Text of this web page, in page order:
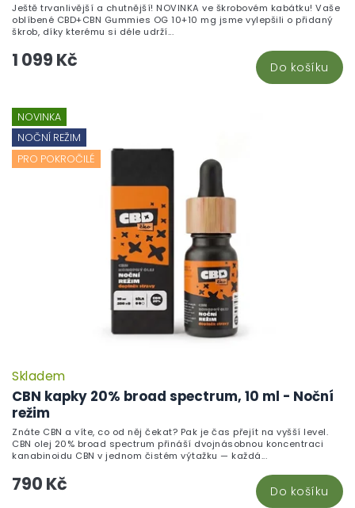
1 099 Kč Do košíku
Ještě trvanlivější a chutnější! NOVINKA ve škrobovém kabátku! Vaše
oblíbené CBD+CBN Gummies OG 10+10 mg jsme vylepšili o přidaný
škrob, díky kterému si déle udrží...
NOVINKA
NOČNÍ REŽIM
PRO POKROČILÉ
CBN kapky 20% broad spectrum, 10 ml - Noční
režim
Skladem
790 Kč Do košíku
Znáte CBN a víte, co od něj čekat? Pak je čas přejít na vyšší level.
CBN olej 20% broad spectrum přináší dvojnásobnou koncentraci
kanabinoidu CBN v jednom čistém výtažku — každá...